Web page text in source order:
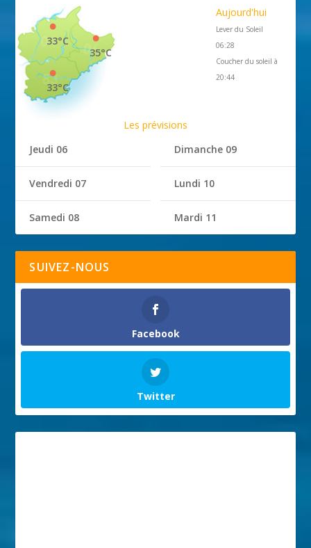
35°C
33°C
33°C
Aujourd'hui
Lever du Soleil
06:28
Coucher du soleil à
20:44
Les prévisions
Jeudi 06
Vendredi 07
Samedi 08
Dimanche 09
Lundi 10
Mardi 11
SUIVEZ-NOUS
Facebook
Twitter